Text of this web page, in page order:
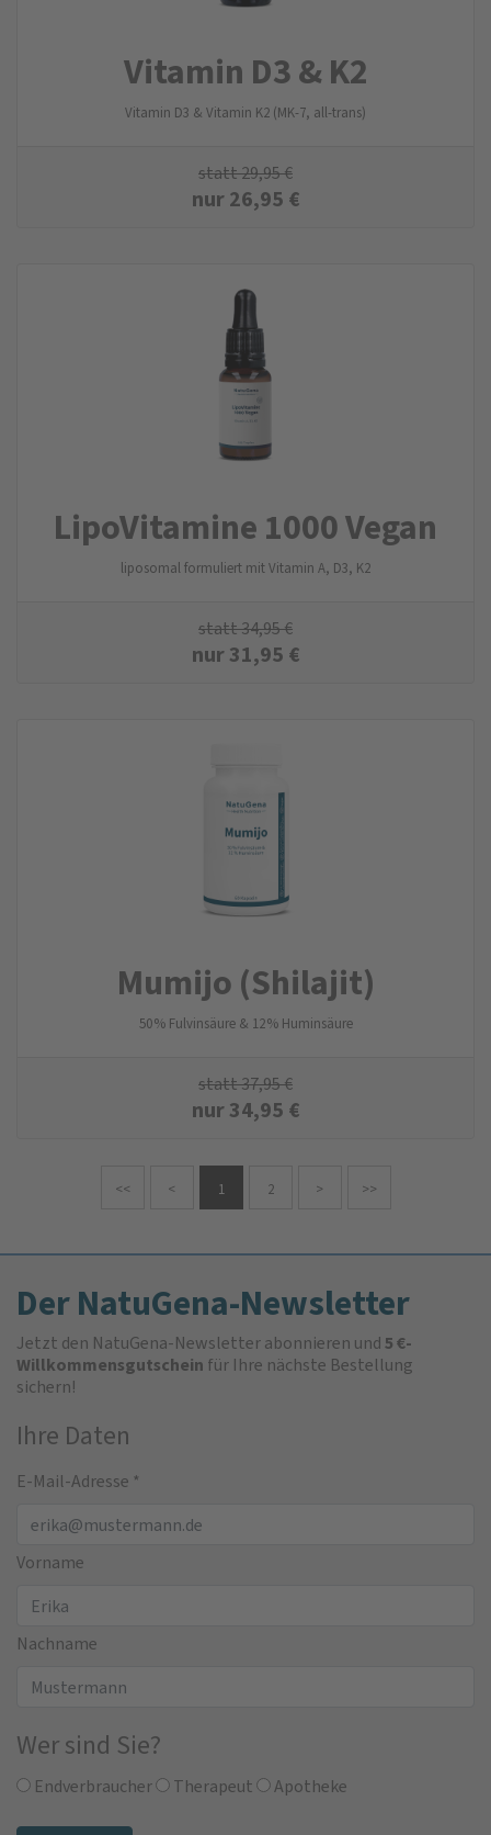
Vitamin D3 & K2
Vitamin D3 & Vitamin K2 (MK-7, all-trans)
statt29,95€
nur26,95 €
LipoVitamine 1000 Vegan
liposomal formuliert mit Vitamin A, D3, K2
statt34,95€
nur31,95 €
Mumijo (Shilajit)
50 % Fulvinsäure & 12 % Huminsäure
statt37,95€
nur34,95 €
<< < 1 2 > >>
Der NatuGena-Newsletter
Jetzt den NatuGena-Newsletter abonnieren und5 €-
Willkommensgutschein für Ihre nächste Bestellung
sichern!
Ihre Daten
E-Mail-Adresse *
Vorname
Nachname
Wer sind Sie?
Endverbraucher Therapeut Apotheke